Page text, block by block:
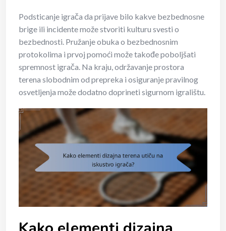
Podsticanje igrača da prijave bilo kakve bezbednosne
brige ili incidente može stvoriti kulturu svesti o
bezbednosti. Pružanje obuka o bezbednosnim
protokolima i prvoj pomoći može takođe poboljšati
spremnost igrača. Na kraju, održavanje prostora
terena slobodnim od prepreka i osiguranje pravilnog
osvetljenja može dodatno doprineti sigurnom igralištu.